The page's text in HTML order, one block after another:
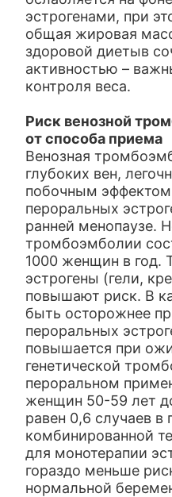
эстрогенами, при
общая жировая
здоровой диетыв
активностью –
контроля веса.
Риск венозной
от способа приема
Венозная
глубоких вен,
побочным
пероральных
ранней менопаузе.
тромбоэмболии
1000 женщин в год.
эстрогены (гели,
повышают риск. В
быть осторожнее
пероральных
повышается при
генетической
пероральном
женщин 50-59 лет
равен 0,6 случаев в
комбинированной
для монотерапии
гораздо меньше
нормальной